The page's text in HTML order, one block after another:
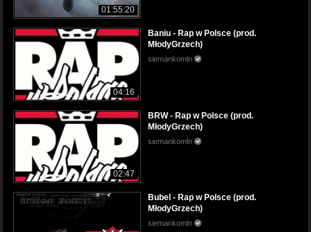
01:55:20
04:16
Baniu - Rap w Polsce (prod.
MłodyGrzech)
siemankomln
02:47
BRW - Rap w Polsce (prod.
MłodyGrzech)
siemankomln
Bubel - Rap w Polsce (prod.
MłodyGrzech)
siemankomln